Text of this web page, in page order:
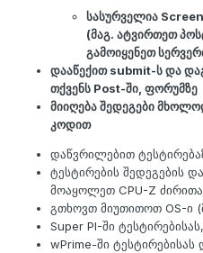
სასურველია
(მაგ. ატვირთეთ
გამოიყენეთ
დააწექით submit-ს და
თქვენს Post-ში, ფორუმზე
მიიღება შედეგები
კოდით
დაწვრილებით
ტესტირების შედეგების
მოაყოლეთ CPU-Z
გთხოვთ მიუთითოთ OS-ი
Super PI-ში
wPrime-ში ტესტირებისას